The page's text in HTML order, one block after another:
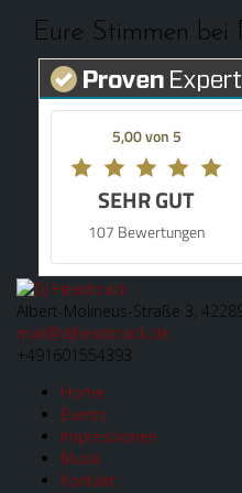
Eure Stimmen bei
5,00 von 5
SEHR GUT
107 Bewertungen
Albert-Molineus-Straße 3,
mail@djheadcrack.de
+491601554393
Home
Events
Impressionen
Musik
Kontakt